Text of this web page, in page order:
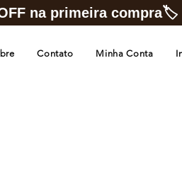
Contato Minha Conta
OFF na primeira compra🏷️